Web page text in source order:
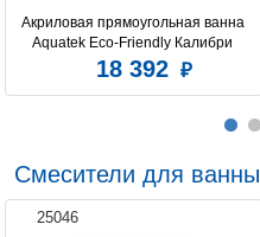
Акриловая прямоугольная ванна
Aquatek Eco-Friendly Калибри
160х70 без фронтального
18 392
Смесители для ванны
25046